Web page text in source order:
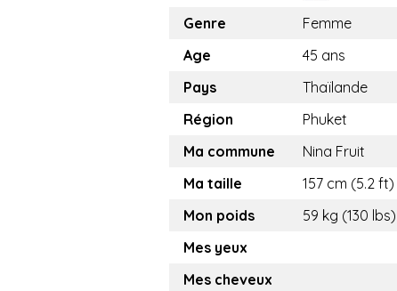
Genre
Femme
Age
45 ans
Pays
Thaïlande
Région
Phuket
Ma commune
Nina Fruit
Ma taille
157 cm (5.2 ft)
Mon poids
59 kg (130 lbs)
Mes yeux
Mes cheveux